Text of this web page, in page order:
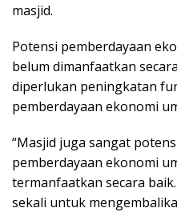
masjid.
Potensi pemberdayaan
belum dimanfaatkan
diperlukan peningkatan
pemberdayaan ekonomi
“Masjid juga sangat
pemberdayaan ekonomi
termanfaatkan secara
sekali untuk